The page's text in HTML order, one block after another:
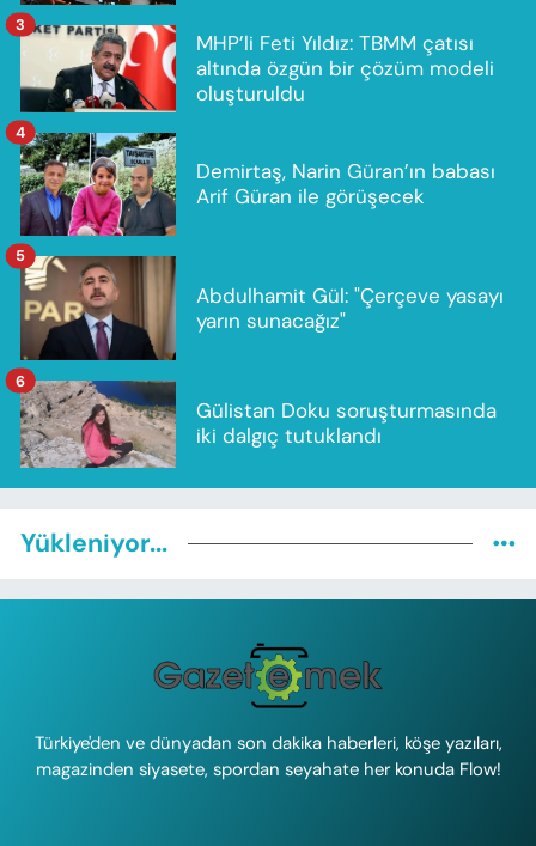
MHP’li Feti Yıldız: TBMM çatısı
altında özgün bir çözüm modeli
oluşturuldu
3
Demirtaş, Narin Güran’ın babası
Arif Güran ile görüşecek
4
Abdulhamit Gül: "Çerçeve yasayı
yarın sunacağız"
5
Gülistan Doku soruşturmasında
iki dalgıç tutuklandı
6
Yükleniyor...
Türkiye'den ve dünyadan son dakika haberleri, köşe yazıları,
magazinden siyasete, spordan seyahate her konuda Flow!